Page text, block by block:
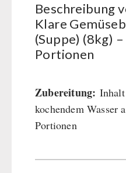
Dessert
Ergänzungs-Pakete
Schutzraum-
Beschreibung
Klare
(Suppe) (8kg)
Portionen
Zubereitung:
kochendem Wasser
Portionen